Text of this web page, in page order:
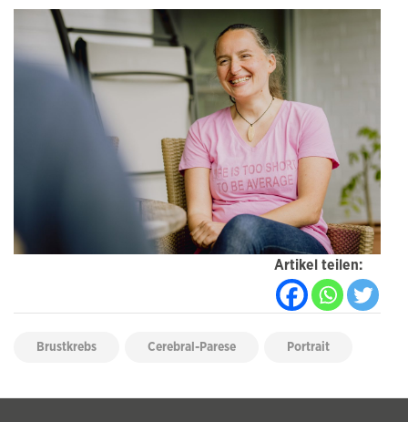
Artikel teilen:
Brustkrebs Cerebral-Parese Portrait